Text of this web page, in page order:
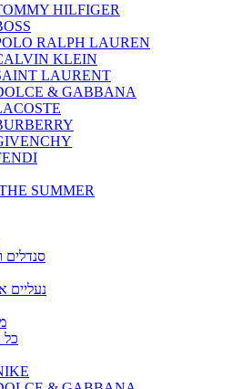
HILFIGER
RALPH LAUREN
KLEIN
LAURENT
& GABBANA
SUMMER
סנדלים
נעליים
כל